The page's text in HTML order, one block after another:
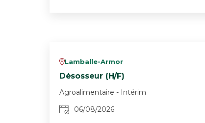
vLamballe-Armor
Désosseur (H/F)
Agroalimentaire - Intérim
06/08/2026